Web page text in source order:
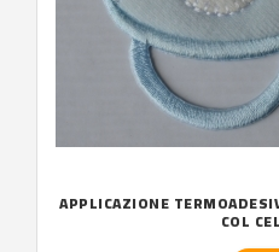
APPLICAZIONE
COL